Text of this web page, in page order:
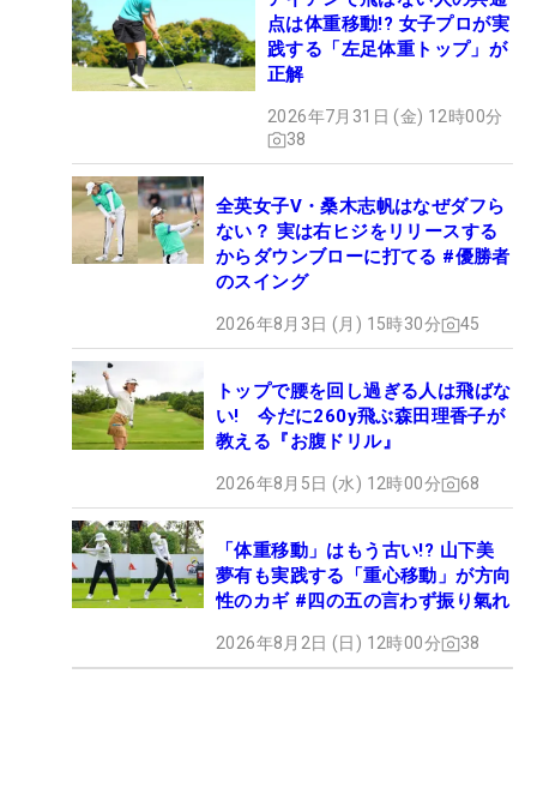
点は体重移動!? 女子プロが実
践する「左足体重トップ」が
正解
2026年7月31日 (金) 12時00分
38
全英女子V・桑木志帆はなぜダフら
ない？ 実は右ヒジをリリースする
からダウンブローに打てる #優勝者
のスイング
2026年8月3日 (月) 15時30分 45
トップで腰を回し過ぎる人は飛ばな
い! 今だに260y飛ぶ森田理香子が
教える『お腹ドリル』
2026年8月5日 (水) 12時00分 68
「体重移動」はもう古い!? 山下美
夢有も実践する「重心移動」が方向
性のカギ #四の五の言わず振り氣れ
2026年8月2日 (日) 12時00分 38